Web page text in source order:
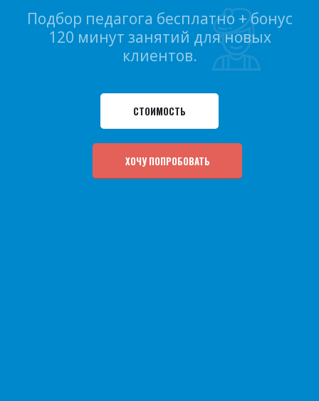
Подбор педагога бесплатно + бонус
120 минут занятий для новых
клиентов.
СТОИМОСТЬ
ХОЧУ ПОПРОБОВАТЬ